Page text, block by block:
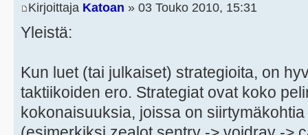
Kirjoittaja Katoan » 03 Touko 2010, 15:31
Yleistä:
Kun luet (tai julkaiset) strategioita, on
taktiikoiden ero. Strategiat ovat koko
kokonaisuuksia, joissa on